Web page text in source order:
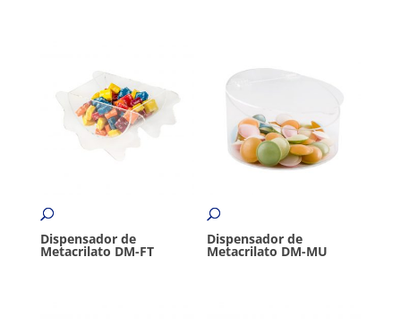
Dispensador de
Metacrilato DM-FT
Dispensador de
Metacrilato DM-MU